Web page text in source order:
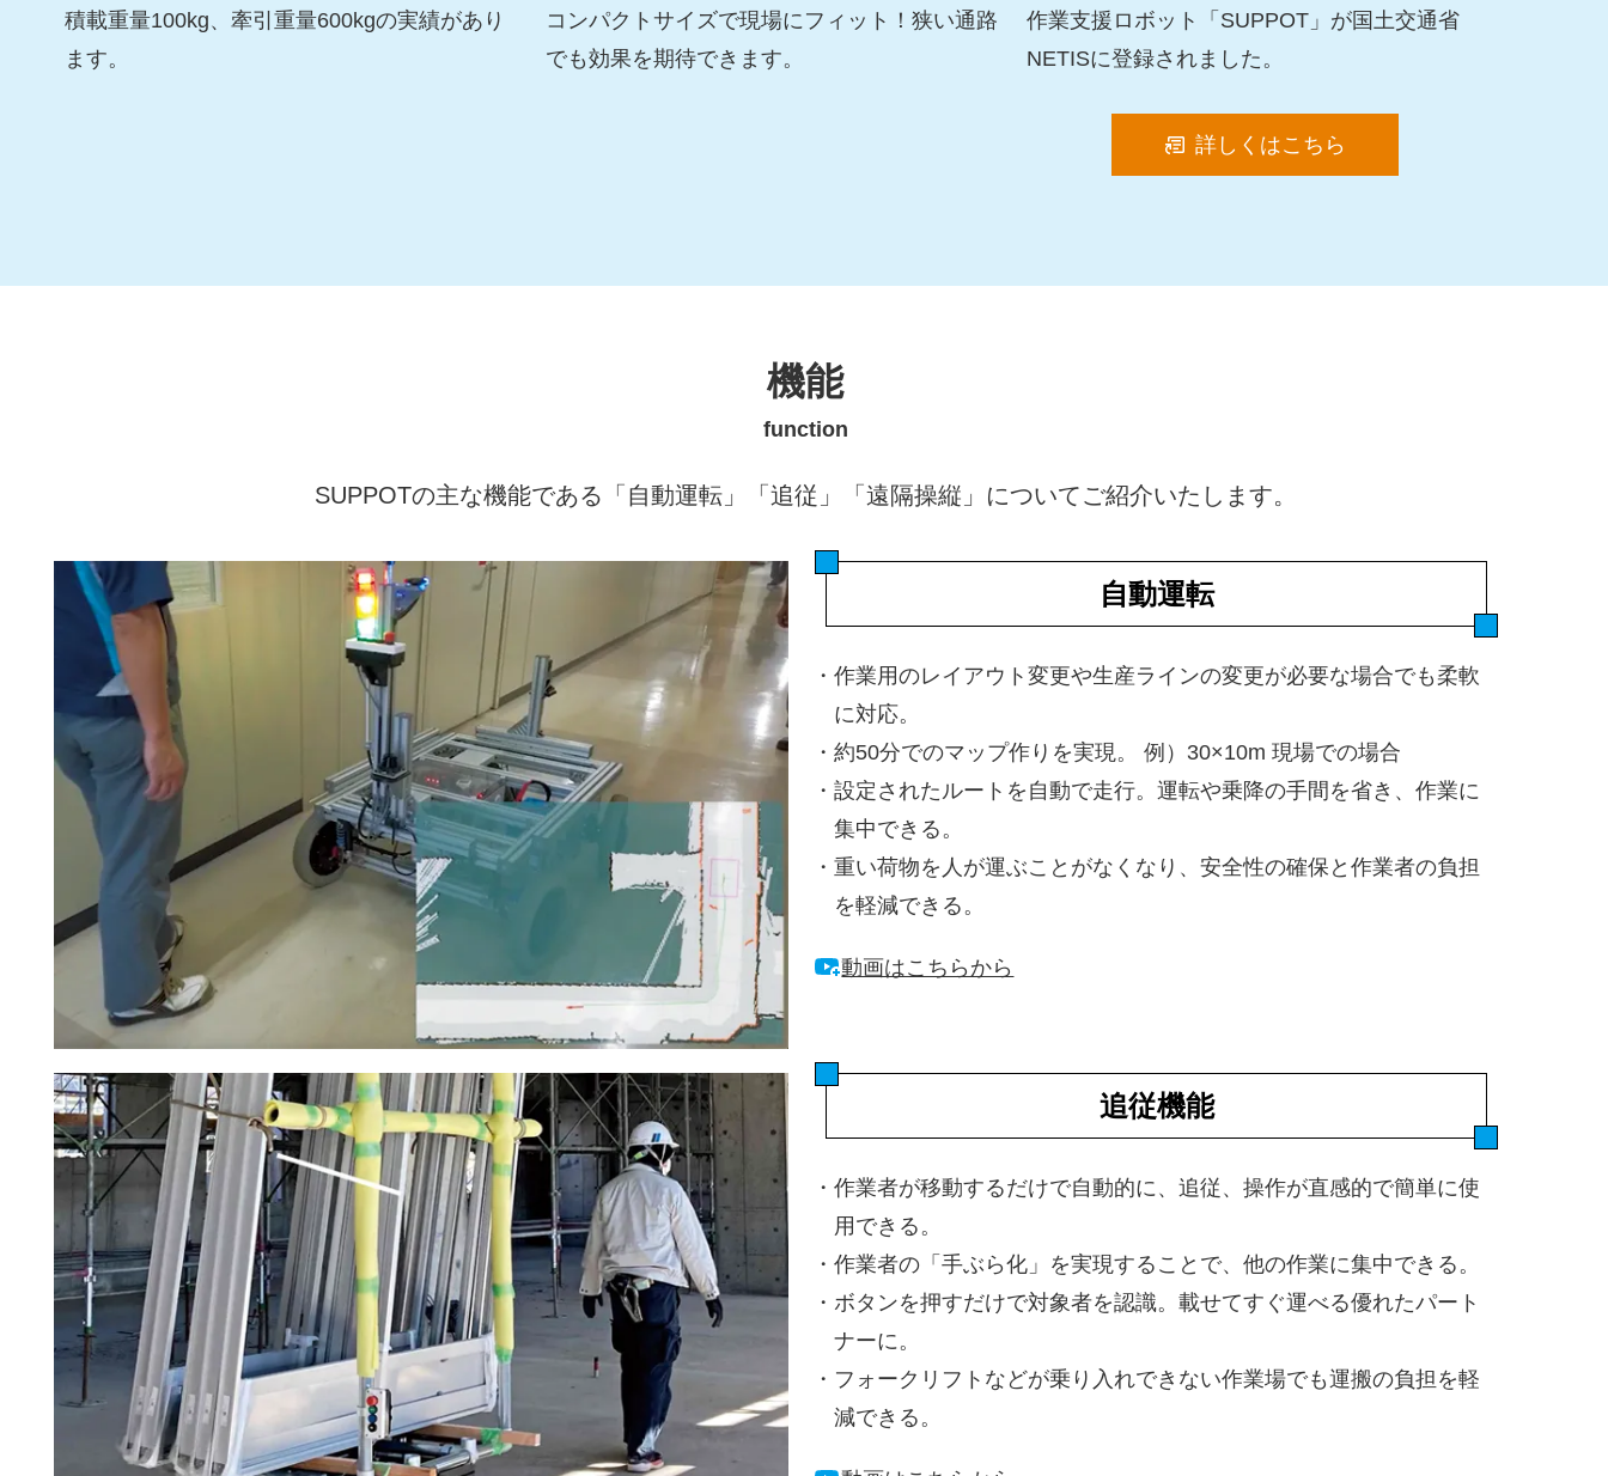
積載重量100kg、牽引重量600kgの実績があり
ます。
コンパクトサイズで現場にフィット！狭い通路
でも効果を期待できます。
作業支援ロボット「SUPPOT」が国土交通省
NETISに登録されました。
詳しくはこちら
機能
function
SUPPOTの主な機能である「自動運転」「追従」「遠隔操縦」についてご紹介いたします。
自動運転
・作業用のレイアウト変更や生産ラインの変更が必要な場合でも柔軟
に対応。
・約50分でのマップ作りを実現。 例）30×10m 現場での場合
・設定されたルートを自動で走行。運転や乗降の手間を省き、作業に
集中できる。
・重い荷物を人が運ぶことがなくなり、安全性の確保と作業者の負担
を軽減できる。
動画はこちらから
追従機能
・作業者が移動するだけで自動的に、追従、操作が直感的で簡単に使
用できる。
・作業者の「手ぶら化」を実現することで、他の作業に集中できる。
・ ボタンを押すだけで対象者を認識。載せてすぐ運べる優れたパート
ナーに。
・ フォークリフトなどが乗り入れできない作業場でも運搬の負担を軽
減できる。